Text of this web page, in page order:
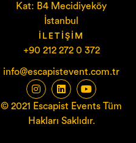
Kat: B4 Mecidiyeköy
İstanbul
İLETIŞIM
+90 212 272 0 372
info@escapistevent.com.tr
© 2021 Escapist Events Tüm
Hakları Saklıdır.